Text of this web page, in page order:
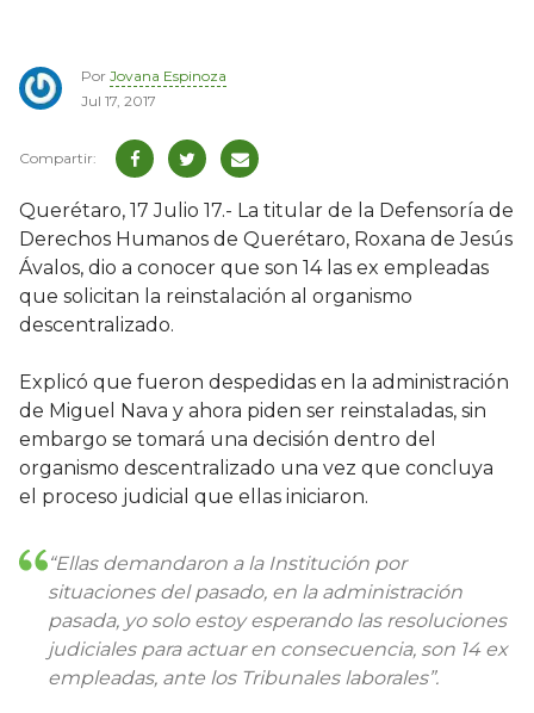
Por Jovana Espinoza
Jul 17, 2017
Querétaro, 17 Julio 17.- La titular de la Defensoría de
Derechos Humanos de Querétaro, Roxana de Jesús
Ávalos, dio a conocer que son 14 las ex empleadas
que solicitan la reinstalación al organismo
descentralizado.
Explicó que fueron despedidas en la administración
de Miguel Nava y ahora piden ser reinstaladas, sin
embargo se tomará una decisión dentro del
organismo descentralizado una vez que concluya
el proceso judicial que ellas iniciaron.
“Ellas demandaron a la Institución por
situaciones del pasado, en la administración
pasada, yo solo estoy esperando las resoluciones
judiciales para actuar en consecuencia, son 14 ex
empleadas, ante los Tribunales laborales”.